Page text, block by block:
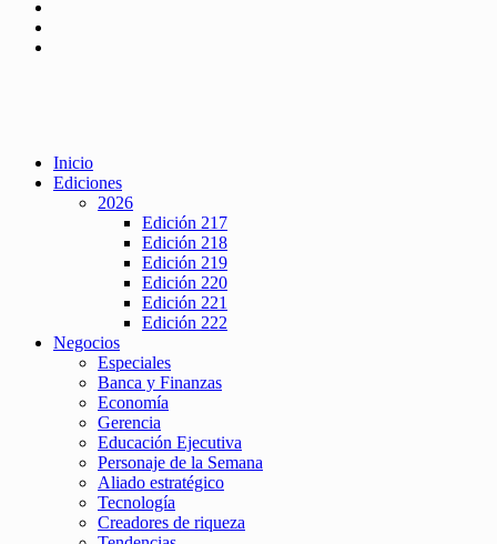
Inicio
Ediciones
2026
Edición 217
Edición 218
Edición 219
Edición 220
Edición 221
Edición 222
Negocios
Especiales
Banca y Finanzas
Economía
Gerencia
Educación Ejecutiva
Personaje de la Semana
Aliado estratégico
Tecnología
Creadores de riqueza